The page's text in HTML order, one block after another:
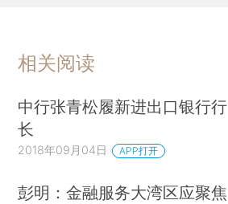
相关阅读
中行张青松履新进出口银行行
长
2018年09月04日 APP打开
彭明：金融服务大湾区应聚焦